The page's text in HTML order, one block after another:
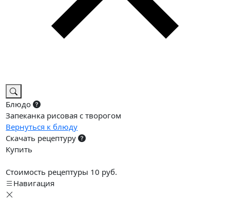
Блюдо
Запеканка рисовая с творогом
Вернуться к блюду
Скачать рецептуру
Купить
Стоимость рецептуры 10 руб.
Навигация